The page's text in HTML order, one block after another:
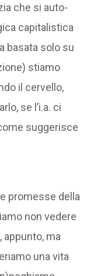
che si auto-
capitalistica
basata solo su
stiamo
il cervello,
se l’i.a. ci
suggerisce
promesse della
non vedere
appunto, ma
una vita